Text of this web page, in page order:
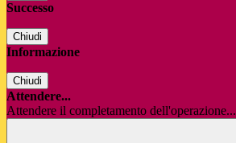
Successo
Chiudi
Informazione
Chiudi
Attendere...
Attendere il completamento dell'operazione...